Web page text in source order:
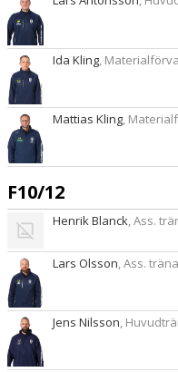
Ida Kling,
Mattias Kling,
F10/12
Henrik Blanck, Ass.
Lars Olsson, Ass.
Jens Nilsson,